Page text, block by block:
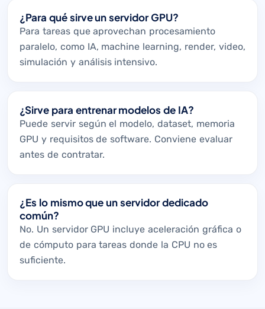
¿Para qué sirve un servidor GPU?
Para tareas que aprovechan procesamiento
paralelo, como IA, machine learning, render, video,
simulación y análisis intensivo.
¿Sirve para entrenar modelos de IA?
Puede servir según el modelo, dataset, memoria
GPU y requisitos de software. Conviene evaluar
antes de contratar.
¿Es lo mismo que un servidor dedicado
común?
No. Un servidor GPU incluye aceleración gráfica o
de cómputo para tareas donde la CPU no es
suficiente.